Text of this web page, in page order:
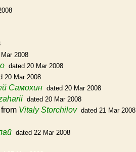
2008
dated 20 Mar 2008
20 Mar 2008
Самохин dated 20 Mar 2008
dated 20 Mar 2008
from Vitaly Storchilov dated 21 Mar 2008
dated 22 Mar 2008